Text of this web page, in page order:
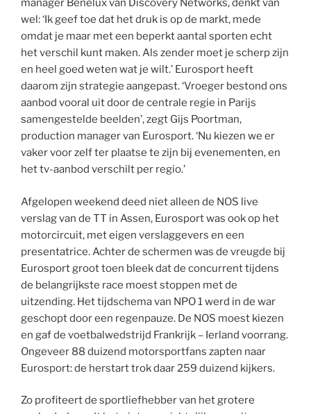
manager Benelux van Discovery Networks, denkt van
wel: ‘Ik geef toe dat het druk is op de markt, mede
omdat je maar met een beperkt aantal sporten echt
het verschil kunt maken. Als zender moet je scherp zijn
en heel goed weten wat je wilt.’ Eurosport heeft
daarom zijn strategie aangepast. ‘Vroeger bestond ons
aanbod vooral uit door de centrale regie in Parijs
samengestelde beelden’, zegt Gijs Poortman,
production manager van Eurosport. ‘Nu kiezen we er
vaker voor zelf ter plaatse te zijn bij evenementen, en
het tv-aanbod verschilt per regio.’
Afgelopen weekend deed niet alleen de NOS live
verslag van de TT in Assen, Eurosport was ook op het
motorcircuit, met eigen verslaggevers en een
presentatrice. Achter de schermen was de vreugde bij
Eurosport groot toen bleek dat de concurrent tijdens
de belangrijkste race moest stoppen met de
uitzending. Het tijdschema van NPO 1 werd in de war
geschopt door een regenpauze. De NOS moest kiezen
en gaf de voetbalwedstrijd Frankrijk – Ierland voorrang.
Ongeveer 88 duizend motorsportfans zapten naar
Eurosport: de herstart trok daar 259 duizend kijkers.
Zo profiteert de sportliefhebber van het grotere